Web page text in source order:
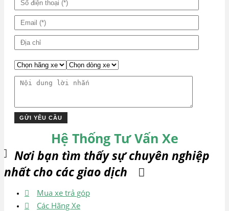
Hệ Thống Tư Vấn Xe
Nơi bạn tìm thấy sự chuyên nghiệp
nhất cho các giao dịch
Mua xe trả góp
Các Hãng Xe